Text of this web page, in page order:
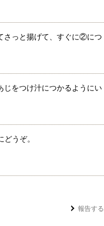
さっと揚げて、すぐに②につ
じをつけ汁につかるようにい
うぞ。
報告する